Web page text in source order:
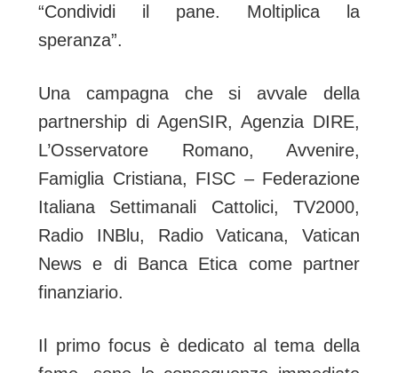
“Condividi il pane. Moltiplica la
speranza”.
Una campagna che si avvale della
partnership di AgenSIR, Agenzia DIRE,
L’Osservatore Romano, Avvenire,
Famiglia Cristiana, FISC – Federazione
Italiana Settimanali Cattolici, TV2000,
Radio INBlu, Radio Vaticana, Vatican
News e di Banca Etica come partner
finanziario.
Il primo focus è dedicato al tema della